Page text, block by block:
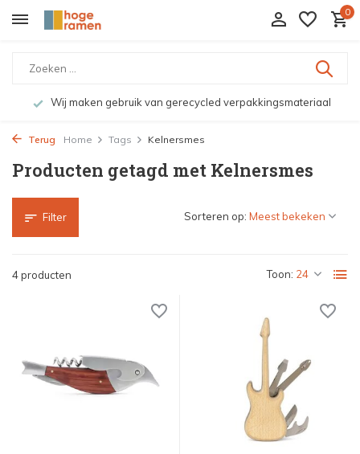
0
Wij maken gebruik van gerecycled verpakkingsmateriaal
Terug Home Tags Kelnersmes
Producten getagd met Kelnersmes
Filter
4 producten Toon:
Sorteren op: